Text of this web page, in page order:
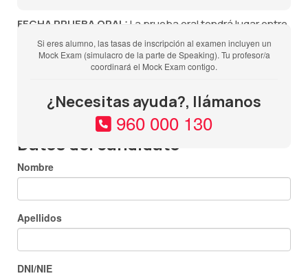
Si eres alumno, las tasas de inscripción al examen incluyen un
Mock Exam (simulacro de la parte de Speaking). Tu profesor/a
coordinará el Mock Exam contigo.
¿Necesitas ayuda?, llámanos
960 000 130
FECHA PRUEBA ORAL:La prueba oral tendrá lugar entre
una semana antes, los dos días posteriores o el mismo
día de la prueba escrita y deberás estar disponible
durante todo ese período de tiempo pues NO SE PUEDE
CAMBIAR LA FECHA DE NINGUNA DE LAS PARTES DEL
EXAMEN.
Datos del candidato
Nombre
Apellidos
DNI/NIE